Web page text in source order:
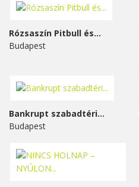
Rózsaszín Pitbull és...
Budapest
Bankrupt szabadtéri...
Budapest